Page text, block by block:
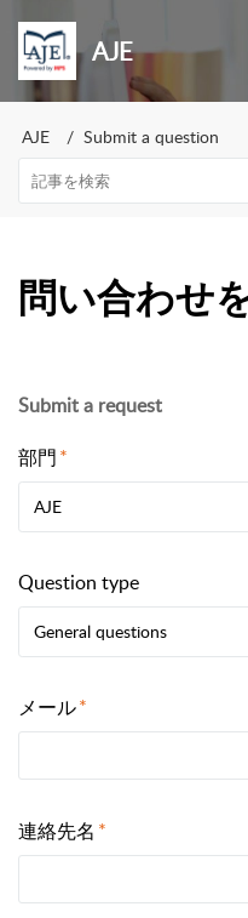
AJE
AJE Submit a question
問い合わせ
Submit a request
部門
AJE
Question type
General questions
メール
連絡先名